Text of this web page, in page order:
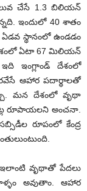
చేసే 1.3 బిలియన్
ఇందులో 40 శాతం
స్థానంలో ఉండడం
దేశంలో ఏటా 67 మిలియన్
ఇంగ్లాండ్ దేశంలో
ఆహార పదార్థాలతో
మన దేశంలో వృథా
రూపాయలని అంచనా.
రూపంలో కేంద్ర
వృథాతో పేదలు
అవుతాం. ఆహార